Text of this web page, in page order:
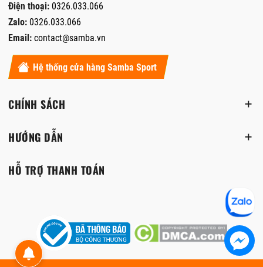
Điện thoại: 0326.033.066
Zalo: 0326.033.066
Email: contact@samba.vn
Hệ thống cửa hàng Samba Sport
CHÍNH SÁCH
HƯỚNG DẪN
HỖ TRỢ THANH TOÁN